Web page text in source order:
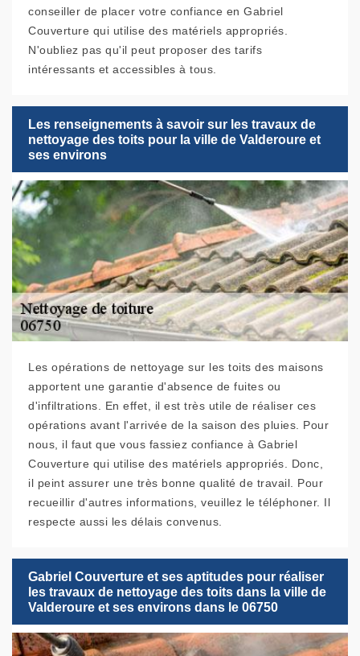
conseiller de placer votre confiance en Gabriel
Couverture qui utilise des matériels appropriés.
N'oubliez pas qu'il peut proposer des tarifs
intéressants et accessibles à tous.
Les renseignements à savoir sur les travaux de
nettoyage des toits pour la ville de Valderoure et
ses environs
Les opérations de nettoyage sur les toits des maisons
apportent une garantie d'absence de fuites ou
d'infiltrations. En effet, il est très utile de réaliser ces
opérations avant l'arrivée de la saison des pluies. Pour
nous, il faut que vous fassiez confiance à Gabriel
Couverture qui utilise des matériels appropriés. Donc,
il peint assurer une très bonne qualité de travail. Pour
recueillir d'autres informations, veuillez le téléphoner. Il
respecte aussi les délais convenus.
Gabriel Couverture et ses aptitudes pour réaliser
les travaux de nettoyage des toits dans la ville de
Valderoure et ses environs dans le 06750